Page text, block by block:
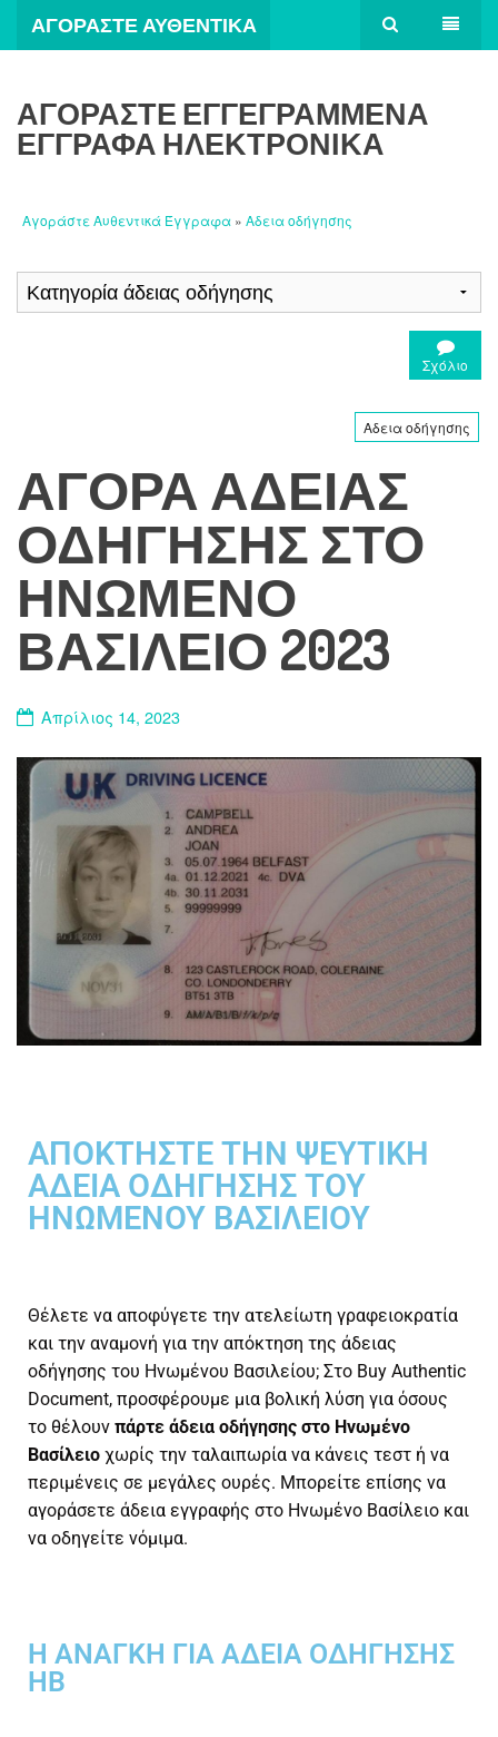
ΑΓΟΡΆΣΤΕ ΑΥΘΕΝΤΙΚΆ
ΑΓΟΡΆΣΤΕ ΕΓΓΕΓΡΑΜΜΈΝΑ
ΈΓΓΡΑΦΑ ΗΛΕΚΤΡΟΝΙΚΆ
Αγοράστε Αυθεντικά Έγγραφα » Αδεια οδήγησης
Σχόλιο
Αδεια οδήγησης
ΑΓΟΡΆ ΆΔΕΙΑΣ
ΟΔΉΓΗΣΗΣ ΣΤΟ
ΗΝΩΜΈΝΟ
ΒΑΣΊΛΕΙΟ 2023
Απρίλιος 14, 2023
ΑΠΟΚΤΉΣΤΕ ΤΗΝ ΨΕΎΤΙΚΗ
ΆΔΕΙΑ ΟΔΉΓΗΣΗΣ ΤΟΥ
ΗΝΩΜΈΝΟΥ ΒΑΣΙΛΕΊΟΥ
Θέλετε να αποφύγετε την ατελείωτη γραφειοκρατία
και την αναμονή για την απόκτηση της άδειας
οδήγησης του Ηνωμένου Βασιλείου; Στο Buy Authentic
Document, προσφέρουμε μια βολική λύση για όσους
το θέλουν πάρτε άδεια οδήγησης στο Ηνωμένο
Βασίλειο χωρίς την ταλαιπωρία να κάνεις τεστ ή να
περιμένεις σε μεγάλες ουρές. Μπορείτε επίσης να
αγοράσετε άδεια εγγραφής στο Ηνωμένο Βασίλειο και
να οδηγείτε νόμιμα.
Η ΑΝΆΓΚΗ ΓΙΑ ΆΔΕΙΑ ΟΔΉΓΗΣΗΣ
ΗΒ